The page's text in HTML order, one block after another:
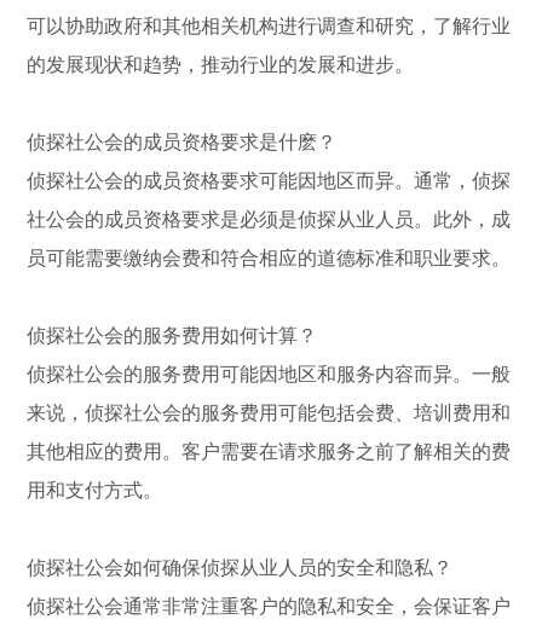
可以协助政府和其他相关机构进行调查和研究，了解行业
的发展现状和趋势，推动行业的发展和进步。
侦探社公会的成员资格要求是什麽？
侦探社公会的成员资格要求可能因地区而异。通常，侦探
社公会的成员资格要求是必须是侦探从业人员。此外，成
员可能需要缴纳会费和符合相应的道德标准和职业要求。
侦探社公会的服务费用如何计算？
侦探社公会的服务费用可能因地区和服务内容而异。一般
来说，侦探社公会的服务费用可能包括会费、培训费用和
其他相应的费用。客户需要在请求服务之前了解相关的费
用和支付方式。
侦探社公会如何确保侦探从业人员的安全和隐私？
侦探社公会通常非常注重客户的隐私和安全，会保证客户